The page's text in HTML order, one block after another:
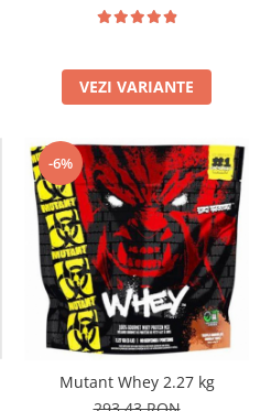
VEZI VARIANTE
-6%
Mutant Whey 2.27 kg